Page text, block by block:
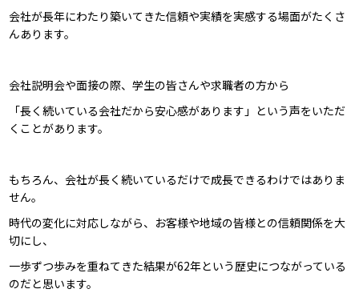
会社が長年にわたり築いてきた信頼や実績を実感する場面がたくさ
んあります。
会社説明会や面接の際、学生の皆さんや求職者の方から
「長く続いている会社だから安心感があります」という声をいただ
くことがあります。
もちろん、会社が長く続いているだけで成長できるわけではありま
せん。
時代の変化に対応しながら、お客様や地域の皆様との信頼関係を大
切にし、
一歩ずつ歩みを重ねてきた結果が62年という歴史につながっている
のだと思います。